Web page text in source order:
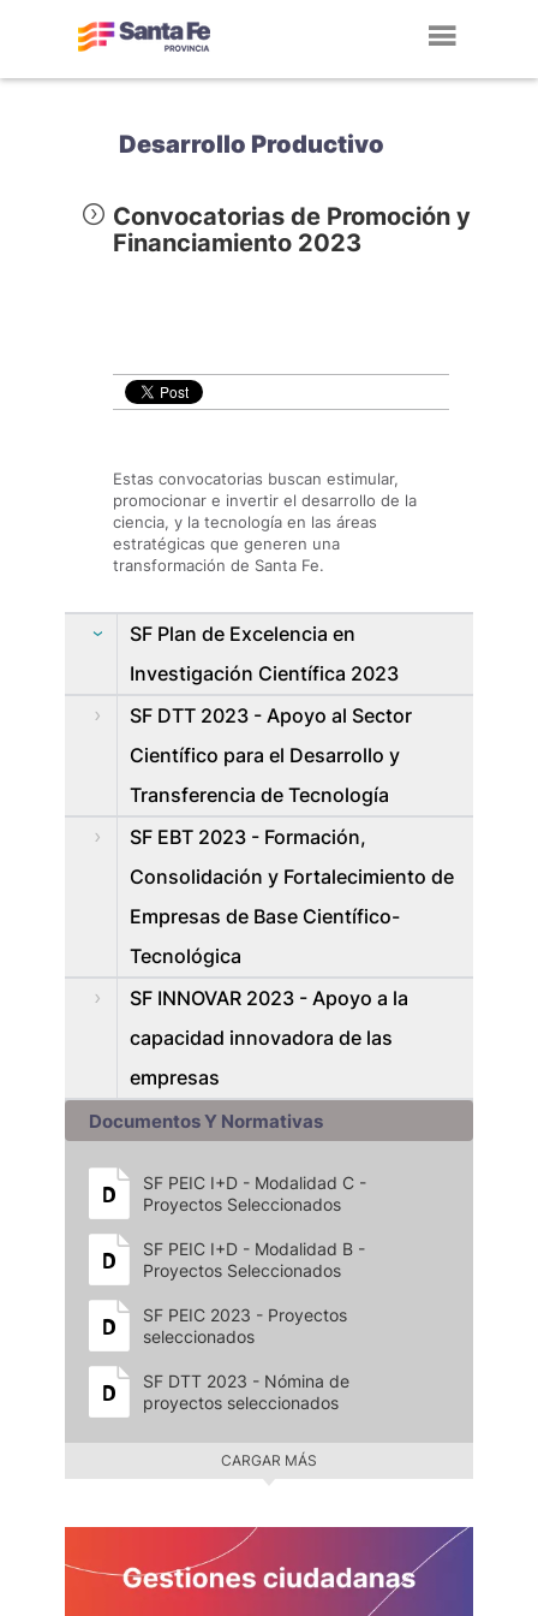
Desarrollo Productivo
Convocatorias de Promoción y
Financiamiento 2023
Estas convocatorias buscan estimular,
promocionar e invertir el desarrollo de la
ciencia, y la tecnología en las áreas
estratégicas que generen una
transformación de Santa Fe.
SF Plan de Excelencia en
Investigación Científica 2023
SF DTT 2023 - Apoyo al Sector
Científico para el Desarrollo y
Transferencia de Tecnología
SF EBT 2023 - Formación,
Consolidación y Fortalecimiento de
Empresas de Base Científico-
Tecnológica
SF INNOVAR 2023 - Apoyo a la
capacidad innovadora de las
empresas
Documentos Y Normativas
SF PEIC I+D - Modalidad C -
Proyectos Seleccionados
SF PEIC I+D - Modalidad B -
Proyectos Seleccionados
SF PEIC 2023 - Proyectos
seleccionados
SF DTT 2023 - Nómina de
proyectos seleccionados
CARGAR MÁS